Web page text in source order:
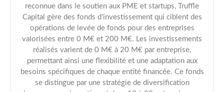
reconnue dans le soutien aux PME et startups, Truffle
Capital gère des fonds d'investissement qui ciblent des
opérations de levée de fonds pour des entreprises
valorisées entre 0 M€ et 200 M€. Les investissements
réalisés varient de 0 M€ à 20 M€ par entreprise,
permettant ainsi une flexibilité et une adaptation aux
besoins spécifiques de chaque entité financée. Ce fonds
se distingue par une stratégie de diversification